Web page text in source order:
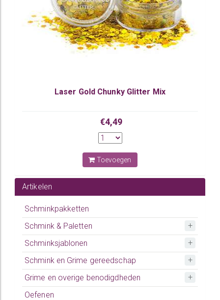
Laser Gold Chunky Glitter Mix
€4,49
Toevoegen
Artikelen
Schminkpakketten
Schmink & Paletten
Schminksjablonen
Schmink en Grime gereedschap
Grime en overige benodigdheden
Oefenen